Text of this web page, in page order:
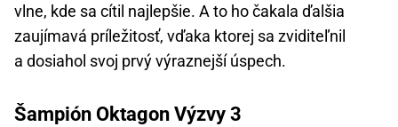
vlne, kde sa cítil najlepšie. A to ho čakala ďalšia
zaujímavá príležitosť, vďaka ktorej sa zviditeľnil
a dosiahol svoj prvý výraznejší úspech.
Šampión Oktagon Výzvy 3